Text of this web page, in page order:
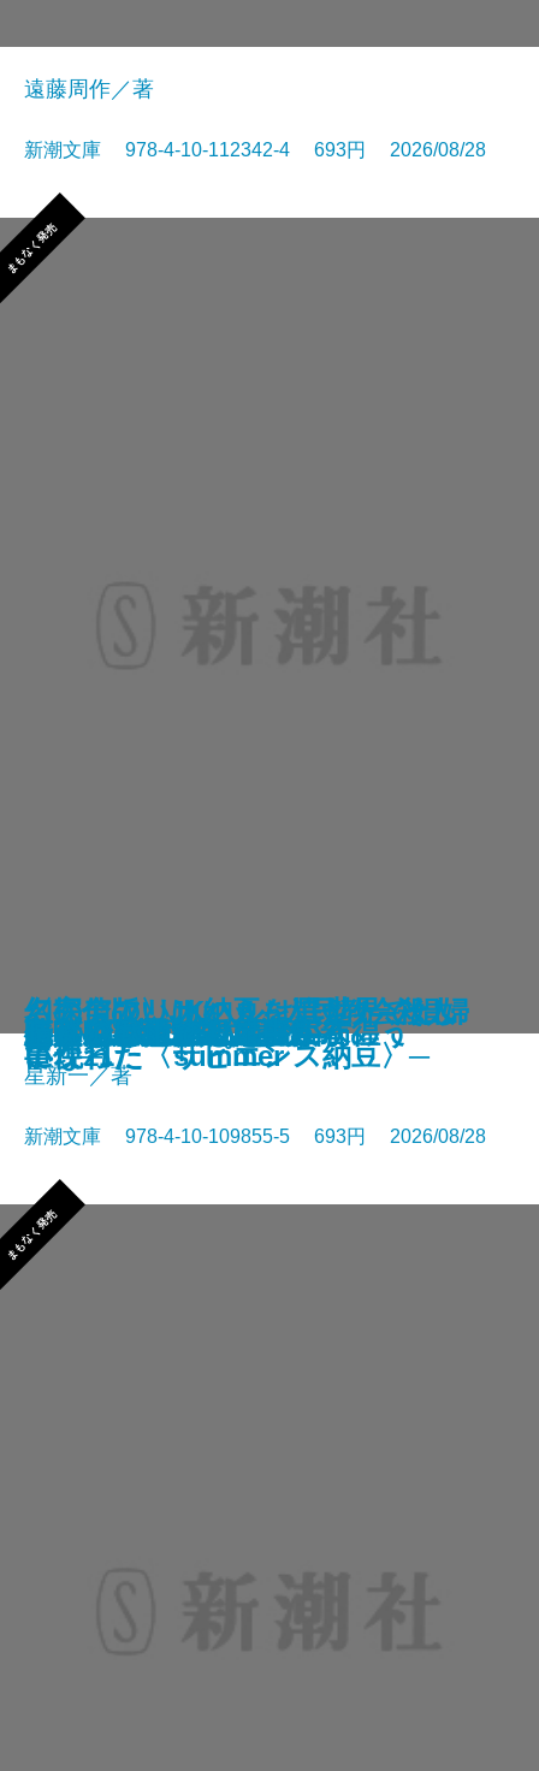
幽冥の岸 十二国記
未知なるカダスを夢に求めて
さよならの言い方なんて知らな
い。11
龍ノ国幻想9 天恵の命
神と王1 亡国の書
人魚屋敷の殺人
悪徳もまた
善人たち
わたしが・棄てた・女
遠藤周作／著
新潮文庫 978-4-10-112342-4 693円 2026/08/28
まもなく発売
きまぐれカプセル
星新一／著
新潮文庫 978-4-10-109855-5 693円 2026/08/28
まもなく発売
一夜─隠蔽捜査10─
夢ノ町本通り─文庫版─
フィレンツェに悪魔が彷徨う
その他の危険
〈完全版〉JKハルは異世界で娼婦
になった summer
人喰いパンダ殺人事件
幻のアフリカ納豆を追え！─そし
て現れた〈サピエンス納豆〉─
色ざんげ
晴れでも雨でも昆虫学者
名探偵のいけにえ─人民教会殺人
事件─